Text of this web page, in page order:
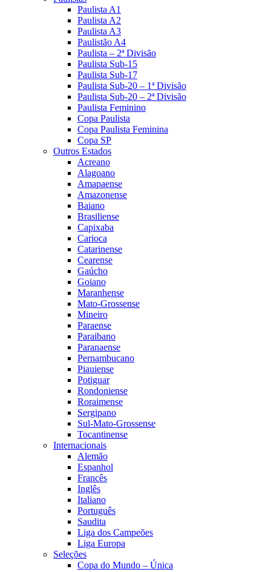
Paulista A1
Paulista A2
Paulista A3
Paulistão A4
Paulista – 2ª Divisão
Paulista Sub-15
Paulista Sub-17
Paulista Sub-20 – 1ª Divisão
Paulista Sub-20 – 2ª Divisão
Paulista Feminino
Copa Paulista
Copa Paulista Feminina
Copa SP
Outros Estados
Acreano
Alagoano
Amapaense
Amazonense
Baiano
Brasiliense
Capixaba
Carioca
Catarinense
Cearense
Gaúcho
Goiano
Maranhense
Mato-Grossense
Mineiro
Paraense
Paraibano
Paranaense
Pernambucano
Piauiense
Potiguar
Rondoniense
Roraimense
Sergipano
Sul-Mato-Grossense
Tocantinense
Internacionais
Alemão
Espanhol
Francês
Inglês
Italiano
Português
Saudita
Liga dos Campeões
Liga Europa
Seleções
Copa do Mundo – Única